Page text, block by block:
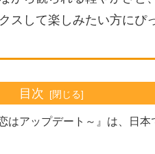
スして楽しみたい方にぴ
目次
はアップデート～』は、日